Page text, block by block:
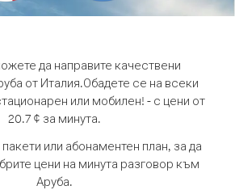
да направите качествени
от Италия.Обадете се на всеки
или мобилен! - с цени от
20.7 ¢ за минута.
или абонаментен план, за да
цени на минута разговор към
Аруба.